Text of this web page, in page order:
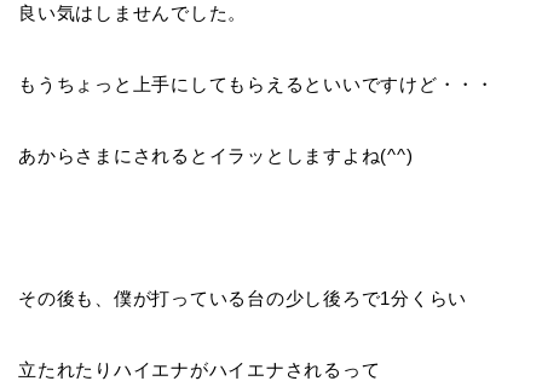
良い気はしませんでした。
もうちょっと上手にしてもらえるといいですけど・・・
あからさまにされるとイラッとしますよね(^^)
その後も、僕が打っている台の少し後ろで1分くらい
立たれたりハイエナがハイエナされるって